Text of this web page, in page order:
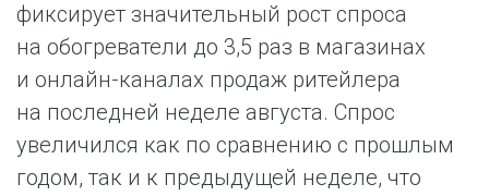
фиксирует значительный рост спроса
на обогреватели до 3,5 раз в магазинах
и онлайн-каналах продаж ритейлера
на последней неделе августа. Спрос
увеличился как по сравнению с прошлым
годом, так и к предыдущей неделе, что